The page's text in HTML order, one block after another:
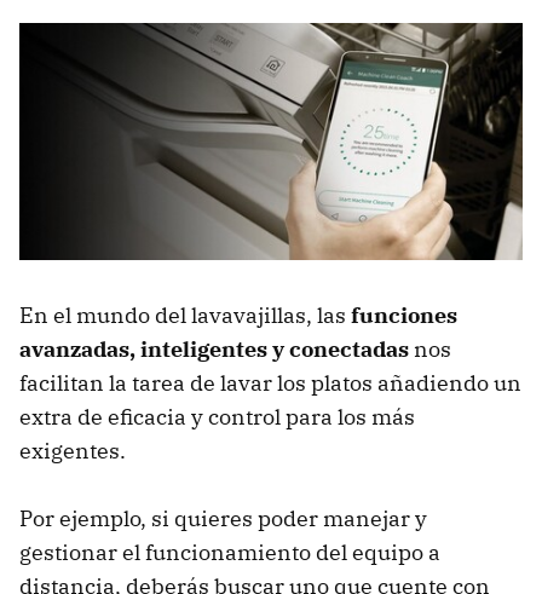
En el mundo del lavavajillas, las funciones
avanzadas, inteligentes y conectadas nos
facilitan la tarea de lavar los platos añadiendo un
extra de eficacia y control para los más
exigentes.
Por ejemplo, si quieres poder manejar y
gestionar el funcionamiento del equipo a
distancia, deberás buscar uno que cuente con